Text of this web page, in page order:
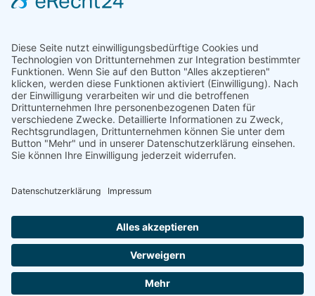
Heute333
Gestern415
Copyright © 2026 Saratogas Aquaworld - Aquarium - Zierfische - Pflanzen -
Garnelen. Alle Rechte vorbehalten.Impressum|Datenschutz